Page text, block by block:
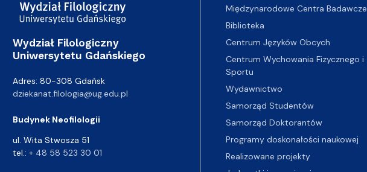
Wydział Filologiczny
Uniwersytetu Gdańskiego
Adres: 80-308 Gdańsk
dziekanat.filologia@ug.edu.pl
Budynek Neofilologii
ul. Wita Stwosza 51
tel.: + 48 58 523 30 01
Międzynarodowe Centra Badawcze
Biblioteka
Centrum Języków Obcych
Centrum Wychowania Fizycznego i
Sportu
Wydawnictwo
Samorząd Studentów
Samorząd Doktorantów
Programy doskonałości naukowej
Realizowane projekty